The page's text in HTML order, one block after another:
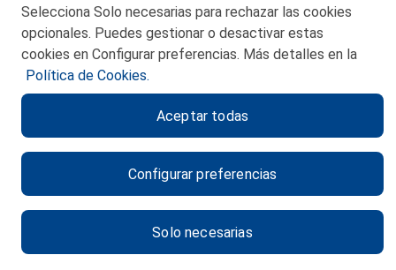
MAPA WEB
POLITICA DE PRIVACIDAD
POLITICA DE COOKIES
CANAL DE ÉTICA
Selecciona Solo necesarias para rechazar las cookies
opcionales. Puedes gestionar o desactivar estas
cookies en Configurar preferencias. Más detalles en la
Política de Cookies.
Configurar preferencias
Solo necesarias
Aceptar todas